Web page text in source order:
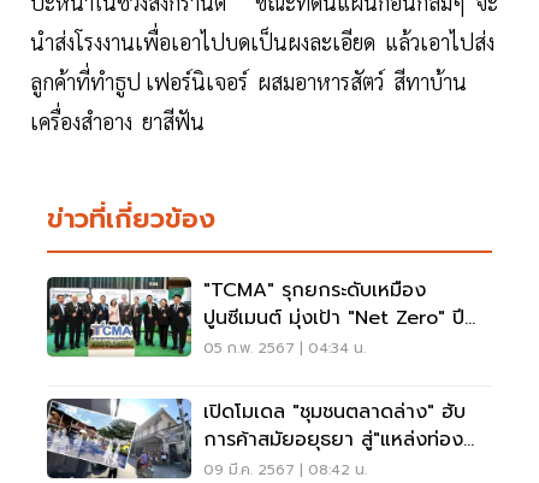
นำส่งโรงงานเพื่อเอาไปบดเป็นผงละเอียด แล้วเอาไปส่ง
ลูกค้าที่ทำธูป เฟอร์นิเจอร์ ผสมอาหารสัตว์ สีทาบ้าน
เครื่องสำอาง ยาสีฟัน
ข่าวที่เกี่ยวข้อง
"TCMA" รุกยกระดับเหมือง
ปูนซีเมนต์ มุ่งเป้า "Net Zero" ปี
93
05 ก.พ. 2567 | 04:34 น.
เปิดโมเดล "ชุมชนตลาดล่าง" ฮับ
การค้าสมัยอยุธยา สู่"แหล่งท่อง
เที่ยวลพบุรี"
09 มี.ค. 2567 | 08:42 น.